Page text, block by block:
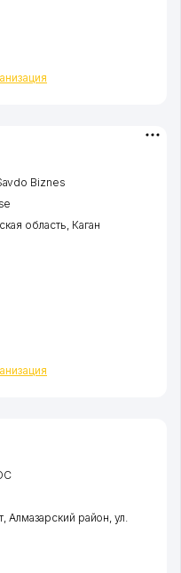
Biznes
область, Каган
,Алмазарский район,ул.